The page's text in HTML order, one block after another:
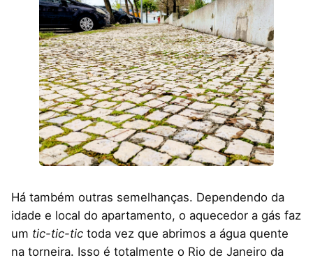
Há também outras semelhanças. Dependendo da
idade e local do apartamento, o aquecedor a gás faz
um tic-tic-tic toda vez que abrimos a água quente
na torneira. Isso é totalmente o Rio de Janeiro da